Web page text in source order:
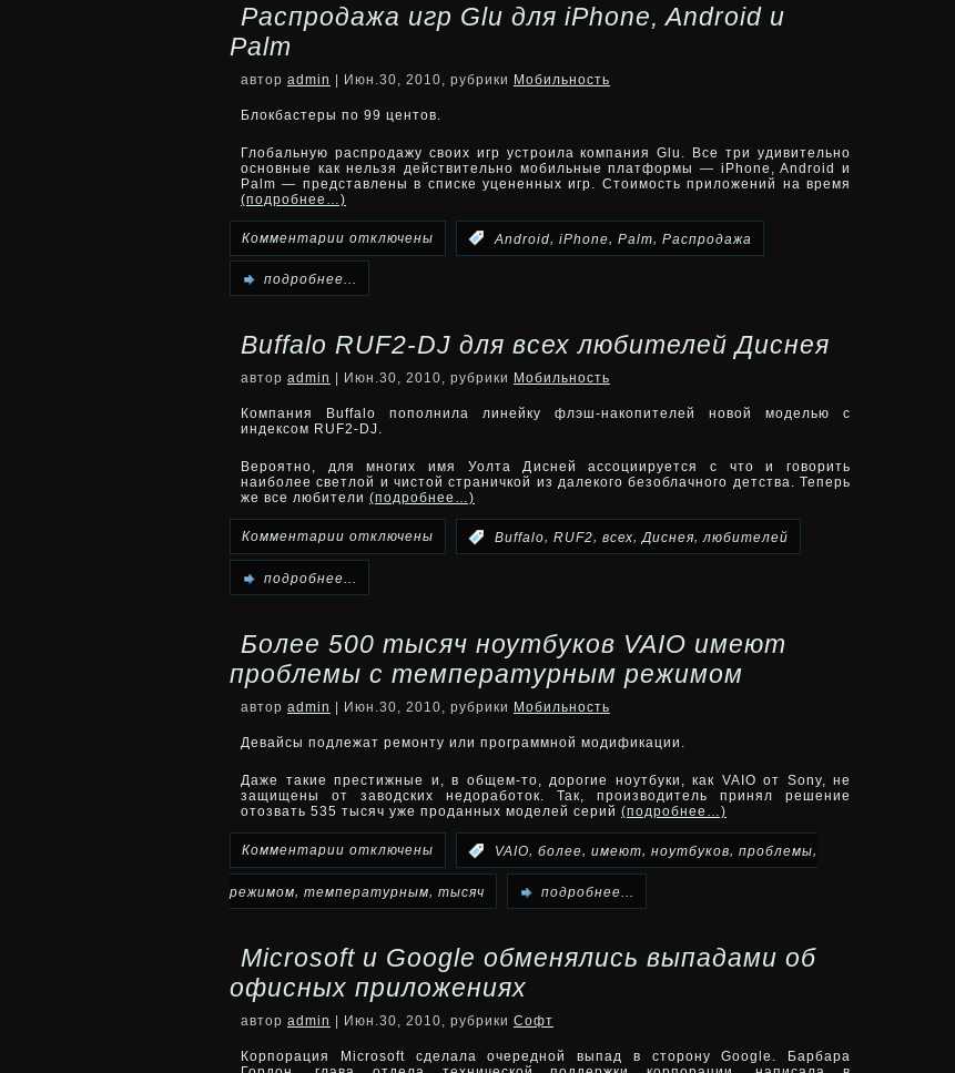
First
отменен
Распродажа игр Glu для iPhone, Android и
Palm
автор admin | Июн.30, 2010, рубрики Мобильность
Блокбастеры по 99 центов.
Глобальную распродажу своих игр устроила компания Glu. Все три удивительно
основные как нельзя действительно мобильные платформы — iPhone, Android и
Palm — представлены в списке уцененных игр. Стоимость приложений на время
(подробнее…)
Комментарии к
игр
для
iPhone,
Android
и
Palm
отключены Android iPhone Palm Распродажа
подробнее...
Buffalo RUF2-DJ для всех любителей Диснея
автор admin | Июн.30, 2010, рубрики Мобильность
Компания Buffalo пополнила линейку флэш-накопителей новой моделью с
индексом RUF2-DJ.
Вероятно, для многих имя Уолта Дисней ассоциируется с что и говорить
наиболее светлой и чистой страничкой из далекого безоблачного детства. Теперь
же все любители (подробнее…)
Комментарии к
RUF2-
всех
любителей
Диснея
отключены Buffalo, RUF2, всех, Диснея, любителей
подробнее...
Более 500 тысяч ноутбуков VAIO имеют
проблемы с температурным режимом
автор admin | Июн.30, 2010, рубрики Мобильность
Девайсы подлежат ремонту или программной модификации.
Даже такие престижные и, в общем-то, дорогие ноутбуки, как VAIO от Sony, не
защищены от заводских недоработок. Так, производитель принял решение
отозвать 535 тысяч уже проданных моделей серий (подробнее…)
Комментарии к
записи
500
ноутбуков
отключены VAIO, более, имеют, ноутбуков, проблемы,
режимом температурным тысяч подробнее...
Microsoft и Google обменялись выпадами об
офисных приложениях
автор admin | Июн.30, 2010, рубрики Софт
Корпорация Microsoft сделала очередной выпад в сторону Google. Барбара